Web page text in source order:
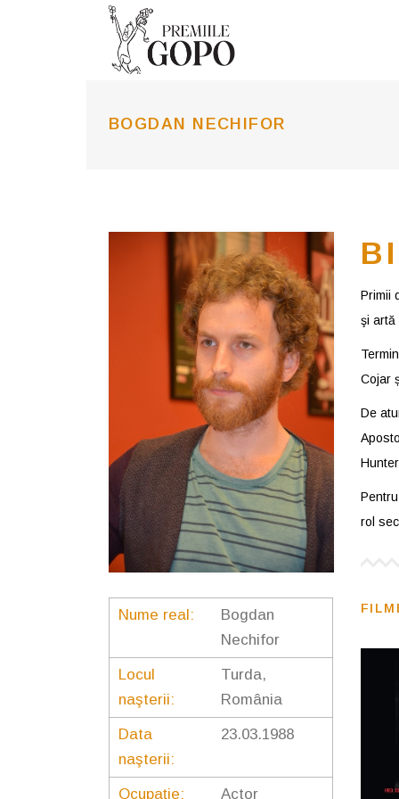
BOGDAN NECHIFOR
Nume real:
Bogdan
Nechifor
Locul
naşterii:
Turda,
România
Data
naşterii:
23.03.1988
Ocupaţie: Actor
Primii
şi artă
Cojar
De
rol